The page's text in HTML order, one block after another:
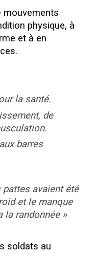
mouvements
physique, à
et à en
la santé.
de
barres
pattes avaient été
et le manque
la randonnée »
soldats au